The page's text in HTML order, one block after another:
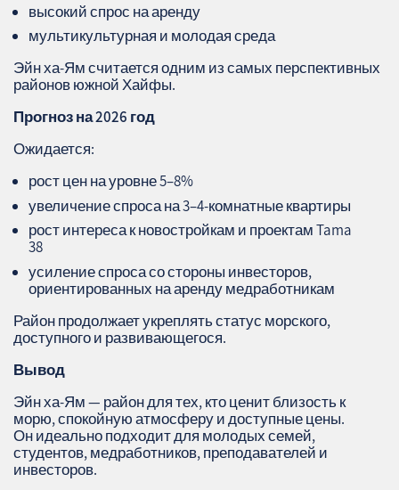
высокий спрос на аренду
мультикультурная и молодая среда
Эйн ха‑Ям считается одним из самых перспективных
районов южной Хайфы.
Прогноз на 2026 год
Ожидается:
рост цен на уровне 5–8%
увеличение спроса на 3–4‑комнатные квартиры
рост интереса к новостройкам и проектам Tama
38
усиление спроса со стороны инвесторов,
ориентированных на аренду медработникам
Район продолжает укреплять статус морского,
доступного и развивающегося.
Вывод
Эйн ха‑Ям — район для тех, кто ценит близость к
морю, спокойную атмосферу и доступные цены.
Он идеально подходит для молодых семей,
студентов, медработников, преподавателей и
инвесторов.